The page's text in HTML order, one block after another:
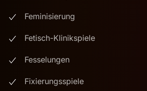
Feminisierung
Fetisch-Klinikspiele
Fesselungen
Fixierungsspiele